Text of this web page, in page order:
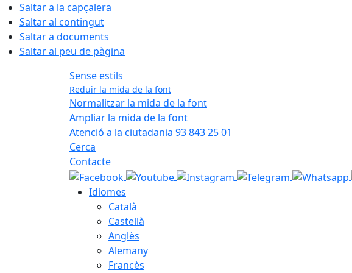
Saltar a la capçalera
Saltar al contingut
Saltar a documents
Saltar al peu de pàgina
Sense estils
Reduir la mida de la font
Normalitzar la mida de la font
Ampliar la mida de la font
Atenció a la ciutadania 93 843 25 01
Cerca
Contacte
Idiomes
Català
Castellà
Anglès
Alemany
Francès